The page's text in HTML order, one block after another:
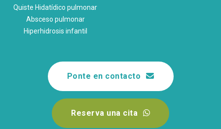
Quiste Hidatídico pulmonar
Absceso pulmonar
Hiperhidrosis infantil
Ponte en contacto
Reserva una cita